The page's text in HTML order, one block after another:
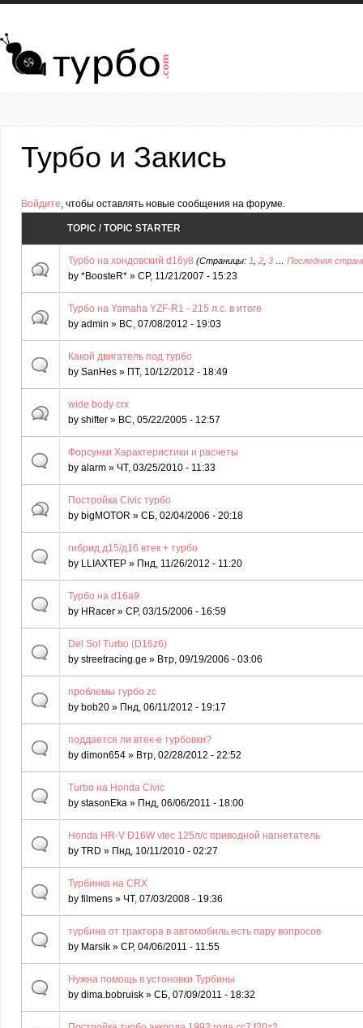
Перейти к основному содержанию
Турбо и Закись
Войдите, чтобы оставлять новые сообщения на форуме.
TOPIC / TOPIC STARTER
Турбо на хондовский d16y8 (Страницы: 1 2 3 … Последняя
by *BoosteR* » СР, 11/21/2007 - 15:23
Турбо на Yamaha YZF-R1 - 215 л.с. в итоге
by admin » ВС, 07/08/2012 - 19:03
Какой двигатель под турбо
by SanHes » ПТ, 10/12/2012 - 18:49
wide body crx
by shifter » ВС, 05/22/2005 - 12:57
Форсунки Характеристики и расчеты
by alarm » ЧТ, 03/25/2010 - 11:33
Постройка Civic турбо
by bigMOTOR » СБ, 02/04/2006 - 20:18
гибрид д15/д16 втек + турбо
by LLIAXTEP » Пнд, 11/26/2012 - 11:20
Турбо на d16a9
by HRacer » СР, 03/15/2006 - 16:59
Del Sol Turbo (D16z6)
by streetracing.ge » Втр, 09/19/2006 - 03:06
проблемы турбо zc
by bob20 » Пнд, 06/11/2012 - 19:17
поддается ли втек-е турбовки?
by dimon654 » Втр, 02/28/2012 - 22:52
Turbo на Honda Civic
by stasonEka » Пнд, 06/06/2011 - 18:00
Honda HR-V D16W vtec 125л/с приводной нагнетатель
by TRD » Пнд, 10/11/2010 - 02:27
Турбинка на CRX
by filmens » ЧТ, 07/03/2008 - 19:36
турбина от трактора в автомобиль.есть пару вопросов
by Marsik » СР, 04/06/2011 - 11:55
Нужна помощь в устоновки Турбины
by dima.bobruisk » СБ, 07/09/2011 - 18:32